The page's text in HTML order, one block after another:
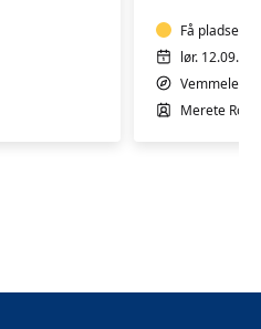
Transfers
Få pladser
lør.
Vemmelev
Merete